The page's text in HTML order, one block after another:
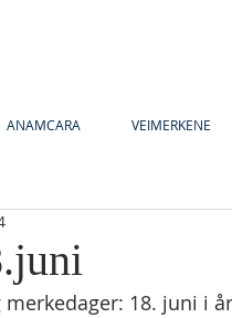
ANAMCARA VEIMERKENE
18. juni i